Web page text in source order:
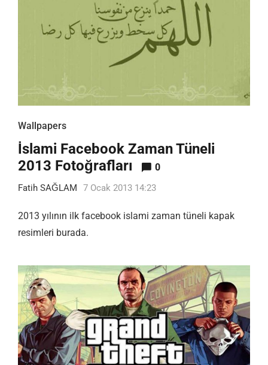
Wallpapers
İslami Facebook Zaman Tüneli
2013 Fotoğrafları
0
Fatih SAĞLAM 7 Ocak 2013 14:23
2013 yılının ilk facebook islami zaman tüneli kapak
resimleri burada.